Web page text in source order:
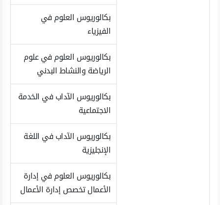
بكالوريوس العلوم في
الفيزياء
بكالوريوس العلوم في علوم
الرياضة والنشاط البدني
بكالوريوس الآداب في الخدمة
الاجتماعية
بكالوريوس الآداب في اللغة
الإنجليزية
بكالوريوس العلوم في إدارة
الأعمال تخصص إدارة الأعمال